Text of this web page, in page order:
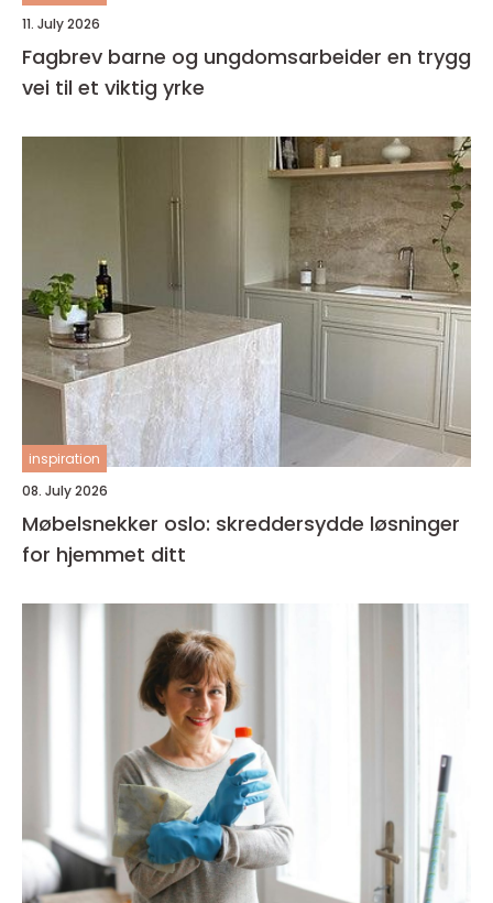
11. July 2026
Fagbrev barne og ungdomsarbeider en trygg
vei til et viktig yrke
inspiration
08. July 2026
Møbelsnekker oslo: skreddersydde løsninger
for hjemmet ditt